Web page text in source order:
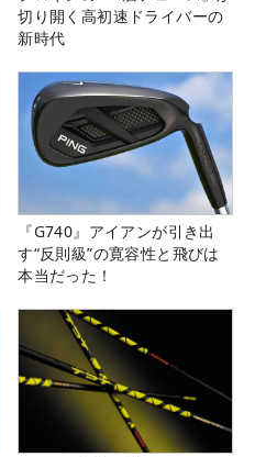
切り開く高初速ドライバーの
新時代
『G740』アイアンが引き出
す“反則級”の寛容性と飛びは
本当だった！